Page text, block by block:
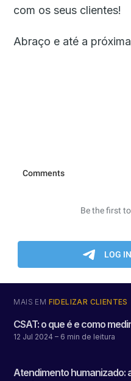
com os seus clientes!
Abraço e até a
MAIS EM FIDELIZAR CLIENTES
CSAT: o que é e como
12 Jul 2024 – 6 min de leitura
Atendimento humanizado: